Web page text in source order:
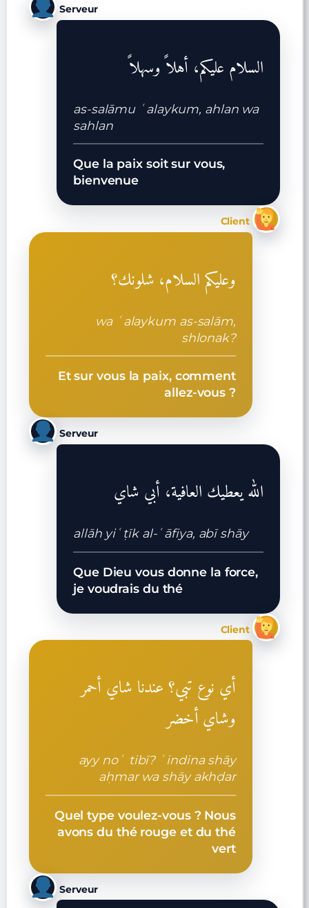
Serveur
السلام عليكم، أهلاً وسهلاً
as-salāmu ʿalaykum, ahlan wa
sahlan
Que la paix soit sur vous,
bienvenue
Client
وعليكم السلام، شلونك؟
wa ʿalaykum as-salām,
shlonak?
Et sur vous la paix, comment
allez-vous ?
Serveur
الله يعطيك العافية، أبي شاي
allāh yiʿṭīk al-ʿāfiya, abī shāy
Que Dieu vous donne la force,
je voudrais du thé
Client
أي نوع تبي؟ عندنا شاي أحمر
وشاي أخضر
ayy noʿ tibī? ʿindina shāy
aḥmar wa shāy akhḍar
Quel type voulez-vous ? Nous
avons du thé rouge et du thé
vert
Serveur